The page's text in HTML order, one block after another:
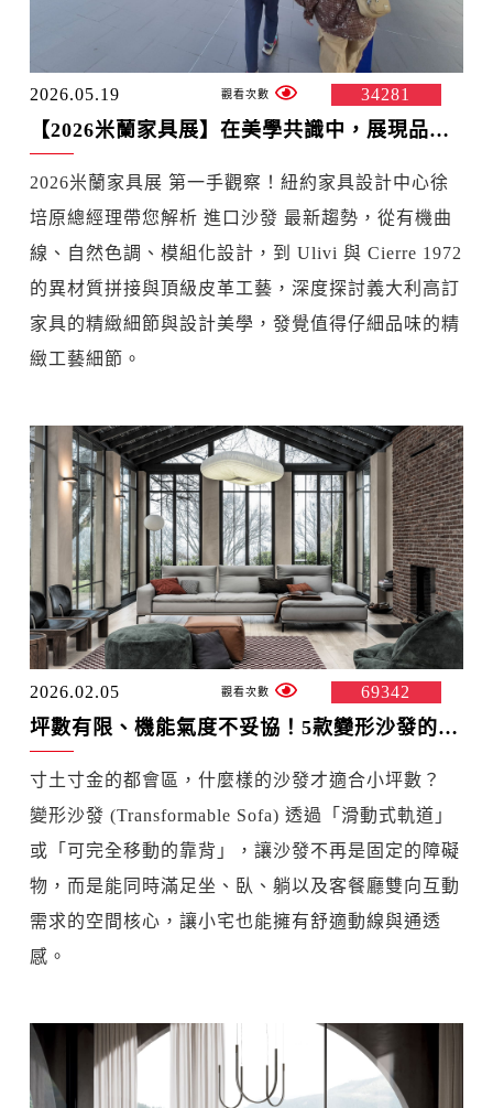
2026.05.19 34281
【2026米蘭家具展】在美學共識中，展現品牌獨特性的精緻細節
2026米蘭家具展 第一手觀察！紐約家具設計中心徐
培原總經理帶您解析 進口沙發 最新趨勢，從有機曲
線、自然色調、模組化設計，到 Ulivi 與 Cierre 1972
的異材質拼接與頂級皮革工藝，深度探討義大利高訂
家具的精緻細節與設計美學，發覺值得仔細品味的精
緻工藝細節。
2026.02.05 69342
坪數有限、機能氣度不妥協！5款變形沙發的空間解放術
寸土寸金的都會區，什麼樣的沙發才適合小坪數？
變形沙發 (Transformable Sofa) 透過「滑動式軌道」
或「可完全移動的靠背」，讓沙發不再是固定的障礙
物，而是能同時滿足坐、臥、躺以及客餐廳雙向互動
需求的空間核心，讓小宅也能擁有舒適動線與通透
感。